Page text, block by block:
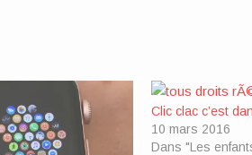
Clic clac c’est
10 mars 2016
Dans "Les